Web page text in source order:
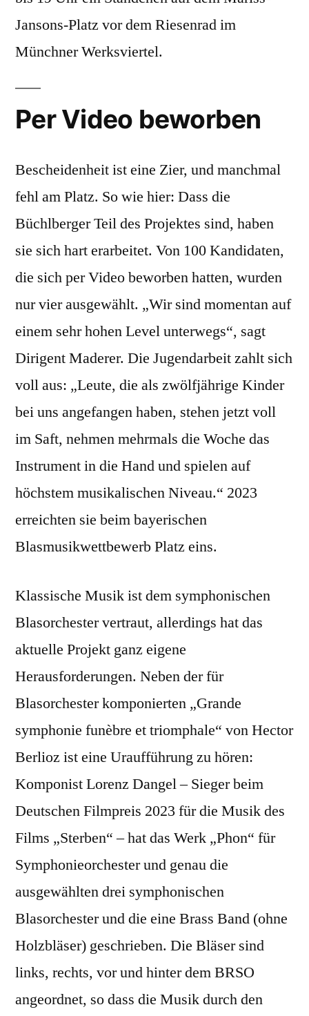
Jansons-Platz vor dem Riesenrad im
Münchner Werksviertel.
Per Video beworben
Bescheidenheit ist eine Zier, und manchmal
fehl am Platz. So wie hier: Dass die
Büchlberger Teil des Projektes sind, haben
sie sich hart erarbeitet. Von 100 Kandidaten,
die sich per Video beworben hatten, wurden
nur vier ausgewählt. „Wir sind momentan auf
einem sehr hohen Level unterwegs“, sagt
Dirigent Maderer. Die Jugendarbeit zahlt sich
voll aus: „Leute, die als zwölfjährige Kinder
bei uns angefangen haben, stehen jetzt voll
im Saft, nehmen mehrmals die Woche das
Instrument in die Hand und spielen auf
höchstem musikalischen Niveau.“ 2023
erreichten sie beim bayerischen
Blasmusikwettbewerb Platz eins.
Klassische Musik ist dem symphonischen
Blasorchester vertraut, allerdings hat das
aktuelle Projekt ganz eigene
Herausforderungen. Neben der für
Blasorchester komponierten „Grande
symphonie funèbre et triomphale“ von Hector
Berlioz ist eine Uraufführung zu hören:
Komponist Lorenz Dangel – Sieger beim
Deutschen Filmpreis 2023 für die Musik des
Films „Sterben“ – hat das Werk „Phon“ für
Symphonieorchester und genau die
ausgewählten drei symphonischen
Blasorchester und die eine Brass Band (ohne
Holzbläser) geschrieben. Die Bläser sind
links, rechts, vor und hinter dem BRSO
angeordnet, so dass die Musik durch den